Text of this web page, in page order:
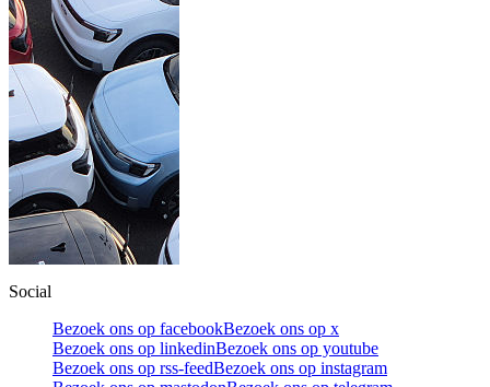
Social
Bezoek ons op facebookBezoek ons op x
Bezoek ons op linkedinBezoek ons op youtube
Bezoek ons op rss-feedBezoek ons op instagram